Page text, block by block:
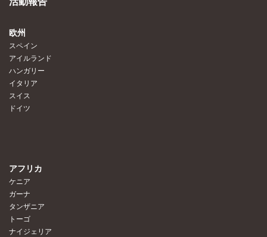
欧州
スペイン
アイルランド
ハンガリー
イタリア
スイス
ドイツ
アフリカ
ケニア
ガーナ
タンザニア
トーゴ
ナイジェリア